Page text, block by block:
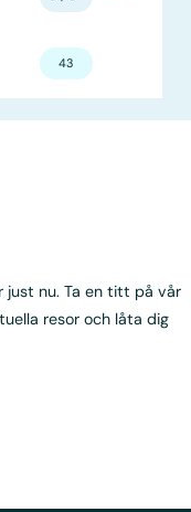
43
just nu. Ta en titt på vår
resor och låta dig